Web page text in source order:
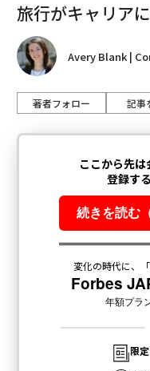
旅行がキャリア
Avery Blank |
著者フォロー 記事